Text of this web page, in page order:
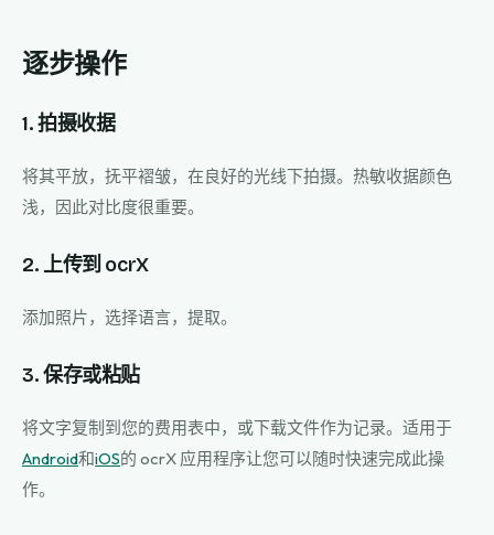
逐步操作
1. 拍摄收据
将其平放，抚平褶皱，在良好的光线下拍摄。热敏收据颜色
浅，因此对比度很重要。
2. 上传到 ocrX
添加照片，选择语言，提取。
3. 保存或粘贴
将文字复制到您的费用表中，或下载文件作为记录。适用于
Android和iOS的 ocrX 应用程序让您可以随时快速完成此操
作。